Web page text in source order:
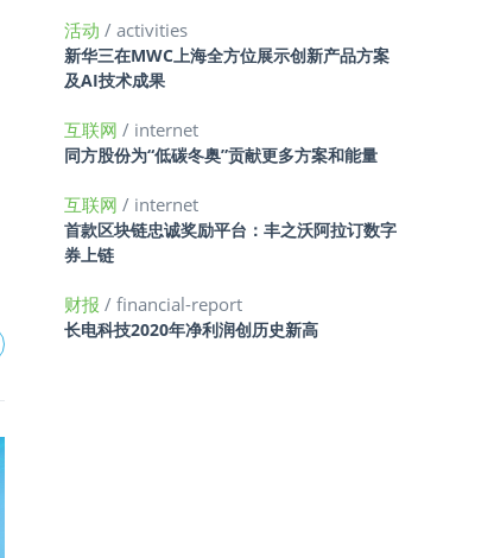
活动 / activities
新华三在MWC上海全方位展示创新产品方案
及AI技术成果
互联网 / internet
同方股份为“低碳冬奥”贡献更多方案和能量
互联网 / internet
首款区块链忠诚奖励平台：丰之沃阿拉订数字
券上链
财报 / financial-report
长电科技2020年净利润创历史新高